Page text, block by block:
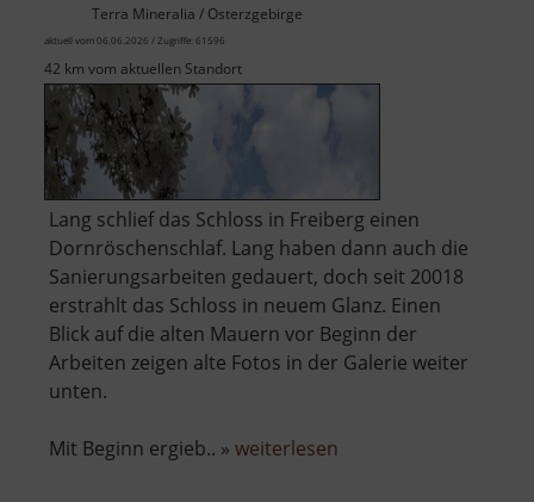
Terra Mineralia / Osterzgebirge
aktuell vom 06.06.2026 / Zugriffe: 61596
42 km vom aktuellen Standort
Lang schlief das Schloss in Freiberg einen
Dornröschenschlaf. Lang haben dann auch die
Sanierungsarbeiten gedauert, doch seit 20018
erstrahlt das Schloss in neuem Glanz. Einen
Blick auf die alten Mauern vor Beginn der
Arbeiten zeigen alte Fotos in der Galerie weiter
unten.
Mit Beginn ergieb.. » weiterlesen